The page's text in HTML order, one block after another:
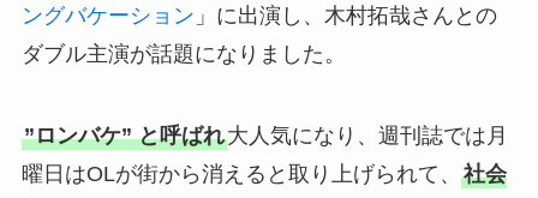
ングバケーション 」に出演し、木村拓哉さんとの
ダブル主演が話題になりました。
”ロンバケ” と呼ばれ大人気になり、週刊誌では月
曜日はOLが街から消えると取り上げられて、 社会